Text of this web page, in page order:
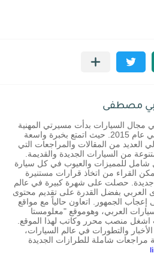
مصطفى
السيارات بدأت مسيرتي المهنية
ككاتب سيارات في عام 2015. حيث اتمتع بخبرة واسعة
العديد من المقالات والمراجعات التي
من السيارات الجديدة والقديمة.
شامل للمميزات والعيوب في كل سيارة
القراء من اتخاذ قرارات مستنيرة
جديدة. حصلت على شهرة كبيرة في عالم
العربي بفضل القدرة على تقديم محتوى
الجمهور. اتعاون حالياً مع مواقع
العربي، وهوموقع "معلومستا
اشغل منصب محرر وكاتب لهذا الموقع.
والتطورات في عالم السيارات،
مراجعات شاملة للطرازات الجديدة